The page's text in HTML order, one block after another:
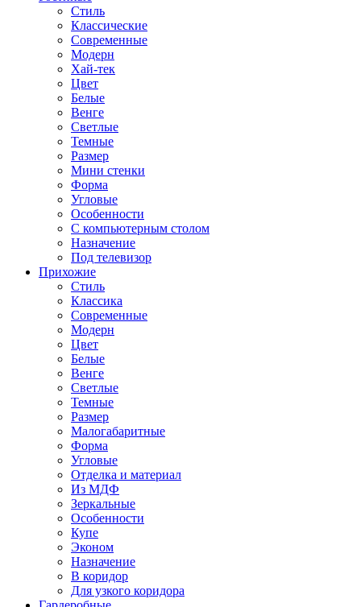
Стиль
Классические
Современные
Модерн
Хай-тек
Цвет
Белые
Венге
Светлые
Темные
Размер
Мини стенки
Форма
Угловые
Особенности
С компьютерным столом
Назначение
Под телевизор
Прихожие
Стиль
Классика
Современные
Модерн
Цвет
Белые
Венге
Светлые
Темные
Размер
Малогабаритные
Форма
Угловые
Отделка и материал
Из МДФ
Зеркальные
Особенности
Купе
Эконом
Назначение
В коридор
Для узкого коридора